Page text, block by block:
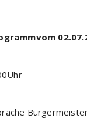
vom
Bürger